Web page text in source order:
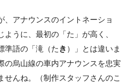
、アナウンスのイントネーショ
ように、最初の「た」が高く、
準語の「滝（た き ）」とは違いま
の烏山線の車内アナウンスを忠実
せんね。（制作スタッフさんのこ